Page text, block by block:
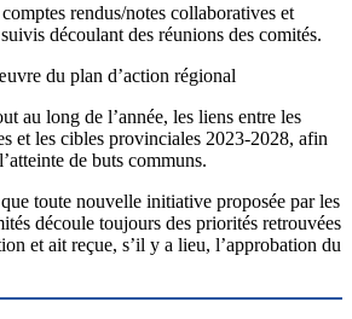
rendus/notes collaboratives et
découlant des réunions des comités.
du plan d’action régional
au long de l’année, les liens entre les
et les cibles provinciales 2023-2028, afin
de buts communs.
toute nouvelle initiative proposée par les
découle toujours des priorités retrouvées
et ait reçue, s’il y a lieu, l’approbation du